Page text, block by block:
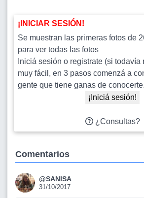
¡INICIAR SESIÓN!
Se muestran las primeras fotos de
para ver todas las fotos
Iniciá sesión o registrate (si todavía
muy fácil, en 3 pasos comenzá a
gente que tiene ganas de conocerte.
¡Iniciá sesión!
¿Consultas?
Comentarios
@SANISA
31/10/2017